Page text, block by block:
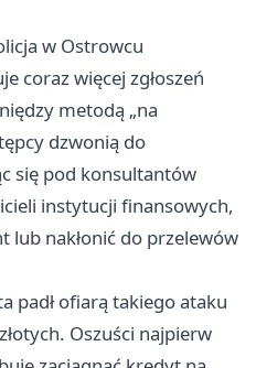
w Ostrowcu
coraz więcej zgłoszeń
metodą „na
dzwonią do
się pod konsultantów
instytucji finansowych,
lub nakłonić do przelewów
padł ofiarą takiego ataku
Oszuści najpierw